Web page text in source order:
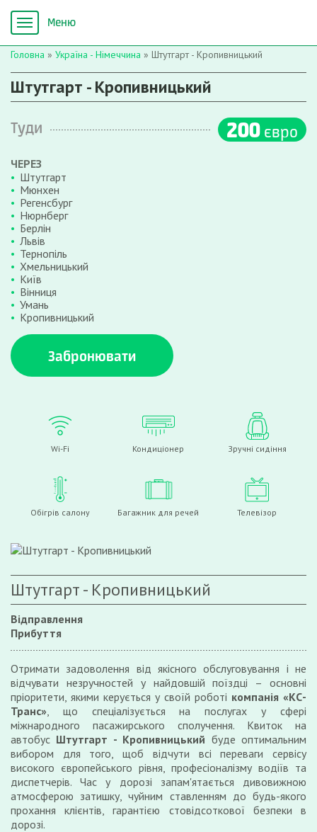
Головна » Україна - Німеччина » Штутгарт - Кропивницький
Штутгарт - Кропивницький
Туди 200 євро
ЧЕРЕЗ
Штутгарт
Мюнхен
Регенсбург
Нюрнберг
Берлін
Львів
Тернопіль
Хмельницький
Київ
Вінниця
Умань
Кропивницький
Забронювати
Wi-Fi Кондиціонер Зручні сидіння
Обігрів салону Багажник для речей Телевізор
Штутгарт - Кропивницький
Відправлення
Прибуття
Отримати задоволення від якісного обслуговування і не
відчувати незручностей у найдовшій поїздці – основні
пріоритети, якими керується у своїй роботі компанія «КС-
Транс», що спеціалізується на послугах у сфері
міжнародного пасажирського сполучення. Квиток на
автобус Штутгарт - Кропивницький буде оптимальним
вибором для того, щоб відчути всі переваги сервісу
високого європейського рівня, професіоналізму водіїв та
диспетчерів. Час у дорозі запам'ятається дивовижною
атмосферою затишку, чуйним ставленням до будь-якого
прохання клієнтів, гарантією стовідсоткової безпеки в
дорозі.